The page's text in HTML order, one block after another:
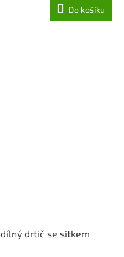
Do košíku
drtič se sítkem